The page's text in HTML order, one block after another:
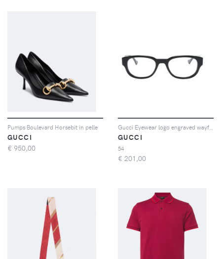
Pumps Boulevard Horsebit in pelle
GUCCI
€ 950,00
GUCCI
54
€ 201,00